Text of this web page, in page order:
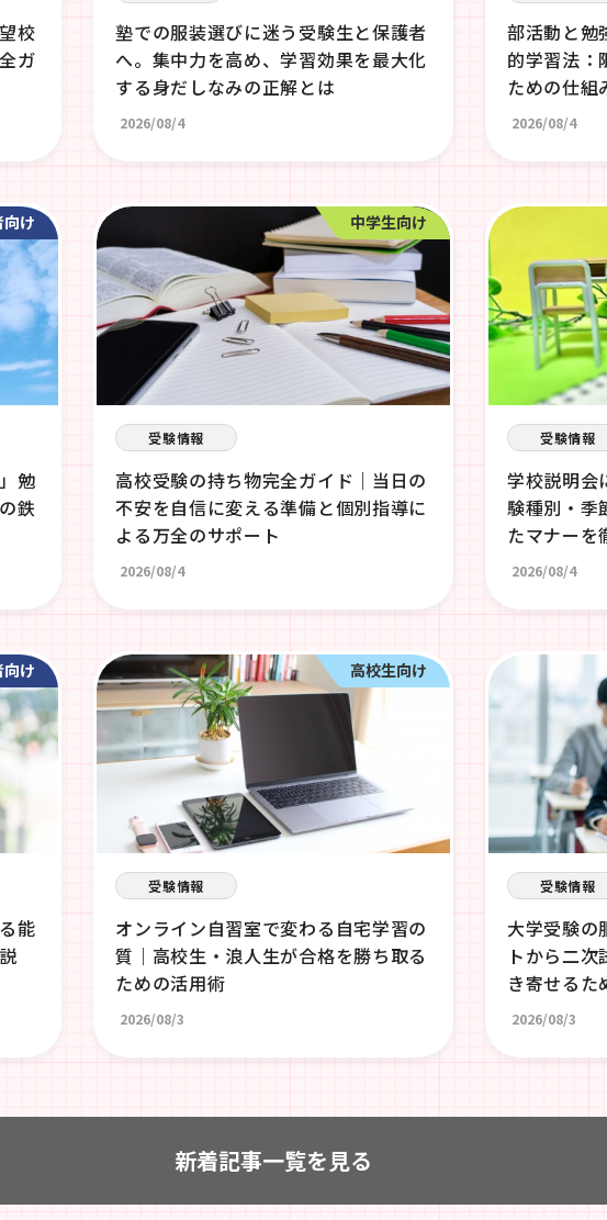
校
ガ
塾での服装選びに迷う受験生と保護者
へ。集中力を高め、学習効果を最大化
する身だしなみの正解とは
2026/08/4
部活動と勉
的学習法：
ための仕組
2026/08/4
け
勉
鉄
中学生向け
受験情報
高校受験の持ち物完全ガイド｜当日の
不安を自信に変える準備と個別指導に
よる万全のサポート
2026/08/4
受験情報
学校説明会
験種別・季
たマナーを
2026/08/4
け
能
高校生向け
受験情報
オンライン自習室で変わる自宅学習の
質｜高校生・浪人生が合格を勝ち取る
ための活用術
2026/08/3
受験情報
大学受験の
トから二
き寄せるた
2026/08/3
新着記事一覧を見る